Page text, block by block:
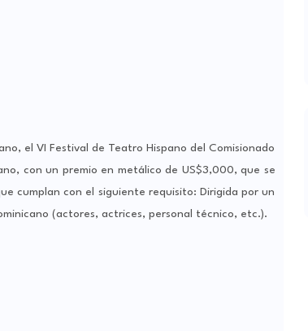
el VI Festival de Teatro Hispano del Comisionado
con un premio en metálico de US$3,000, que se
cumplan con el siguiente requisito: Dirigida por un
(actores, actrices, personal técnico, etc.).